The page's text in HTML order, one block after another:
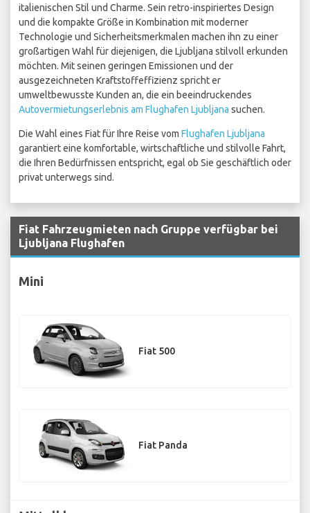
italienischen Stil und Charme. Sein retro-inspiriertes Design
und die kompakte Größe in Kombination mit moderner
Technologie und Sicherheitsmerkmalen machen ihn zu einer
großartigen Wahl für diejenigen, die Ljubljana stilvoll erkunden
möchten. Mit seinen geringen Emissionen und der
ausgezeichneten Kraftstoffeffizienz spricht er
umweltbewusste Kunden an, die ein beeindruckendes
Autovermietungserlebnis am Flughafen Ljubljana suchen.
Die Wahl eines Fiat für Ihre Reise vom Flughafen Ljubljana
garantiert eine komfortable, wirtschaftliche und stilvolle Fahrt,
die Ihren Bedürfnissen entspricht, egal ob Sie geschäftlich oder
privat unterwegs sind.
Fiat Fahrzeugmieten nach Gruppe verfügbar bei
Ljubljana Flughafen
Mini
Fiat 500
Fiat Panda